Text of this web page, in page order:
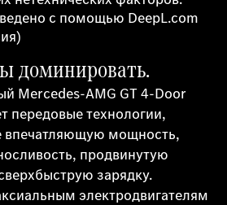
с помощью DeepL.com
доминировать.
Mercedes-AMG GT 4-Door
передовые технологии,
впечатляющую мощность,
продвинутую
зарядку.
электродвигателям